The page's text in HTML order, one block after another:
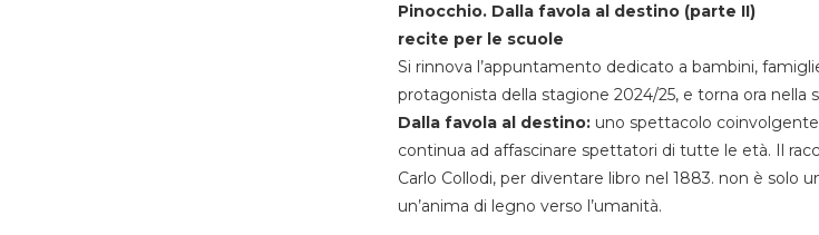
Pinocchio. Dalla favola al destino (parte II)
recite per le scuole
Si rinnova l’appuntamento dedicato a bambini,
protagonista della stagione 2024/25, e torna ora nella
Dalla favola al destino:uno spettacolo
continua ad affascinare spettatori di tutte le età. Il
Carlo Collodi, per diventare libro nel 1883. non è solo
un’anima di legno verso l’umanità.